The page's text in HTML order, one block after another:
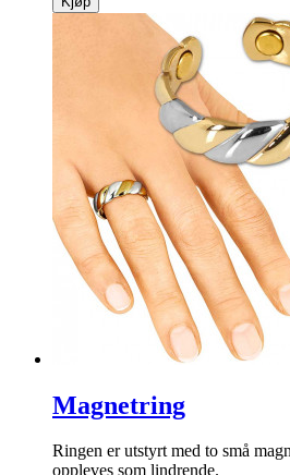
Papirvifter hvit/
Disse nydelige viftene er perfekte
eller fest med.
info
129
Kjøp